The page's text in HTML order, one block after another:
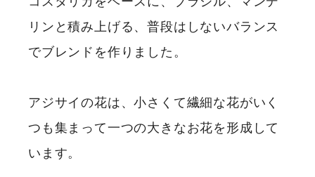
リンと積み上げる、普段はしないバランス
でブレンドを作りました。
アジサイの花は、小さくて繊細な花がいく
つも集まって一つの大きなお花を形成して
います。